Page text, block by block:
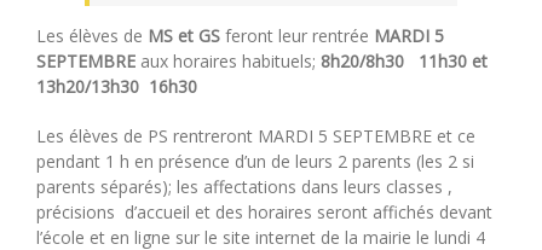
Les élèves de MS et GS feront leur rentrée MARDI 5
SEPTEMBRE aux horaires habituels; 8h20/8h30 11h30 et
13h20/13h30 16h30
Les élèves de PS rentreront MARDI 5 SEPTEMBRE et ce
pendant 1 h en présence d’un de leurs 2 parents (les 2 si
parents séparés); les affectations dans leurs classes ,
précisions d’accueil et des horaires seront affichés devant
l’école et en ligne sur le site internet de la mairie le lundi 4